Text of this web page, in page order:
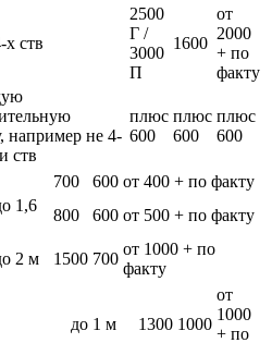
ств
2500
Г /
3000
П
1600
от
2000
+ по
факту
например не 4-
ств
плюс
600
плюс
600
плюс
600
700 600 от 400 + по факту
1,6
800 600 от 500 + по факту
2 м 1500 700
от 1000 + по
факту
до 1 м 1300 1000
от
1000
+ по